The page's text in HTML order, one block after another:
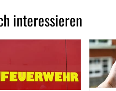
interessieren